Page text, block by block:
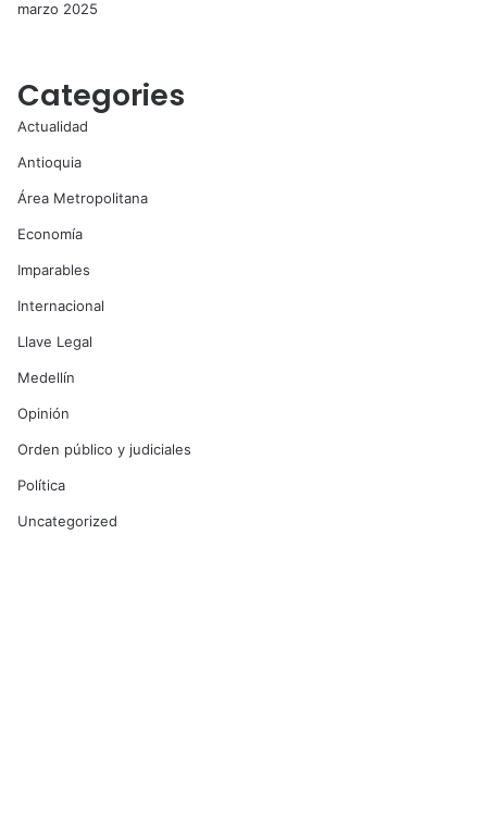
marzo 2025
Categories
Actualidad
Antioquia
Área Metropolitana
Economía
Imparables
Internacional
Llave Legal
Medellín
Opinión
Orden público y judiciales
Política
Uncategorized